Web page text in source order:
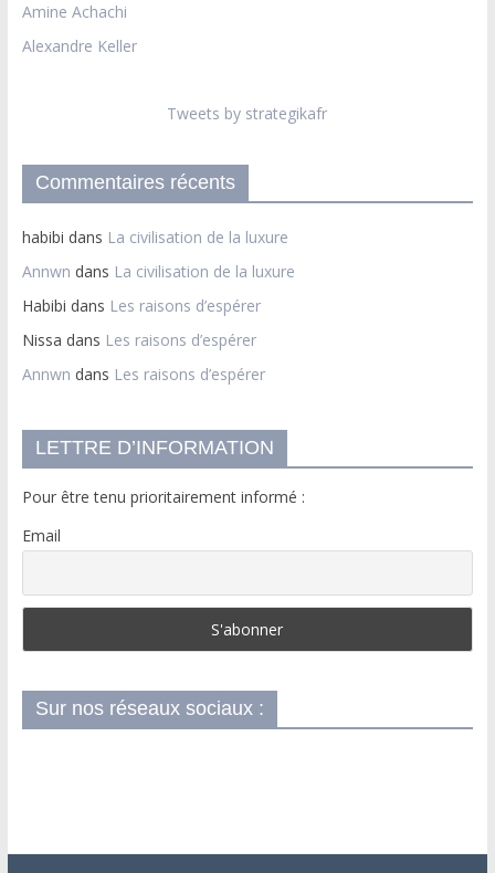
Amine Achachi
Alexandre Keller
Tweets by strategikafr
Commentaires récents
habibi dans La civilisation de la luxure
Annwn dans La civilisation de la luxure
Habibi dans Les raisons d’espérer
Nissa dans Les raisons d’espérer
Annwn dans Les raisons d’espérer
LETTRE D’INFORMATION
Pour être tenu prioritairement informé :
Email
Sur nos réseaux sociaux :